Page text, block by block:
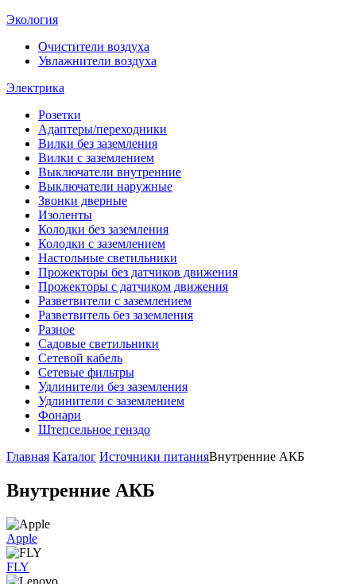
Экология
Очистители воздуха
Увлажнители воздуха
Электрика
Розетки
Адаптеры/переходники
Вилки без заземления
Вилки с заземлением
Выключатели внутренние
Выключатели наружные
Звонки дверные
Изоленты
Колодки без заземления
Колодки с заземлением
Настольные светильники
Прожекторы без датчиков движения
Прожекторы с датчиком движения
Разветвители с заземлением
Разветвитель без заземления
Разное
Садовые светильники
Сетевой кабель
Сетевые фильтры
Удлинители без заземления
Удлинители с заземлением
Фонари
Штепсельное генздо
Главная Каталог Источники питанияВнутренние АКБ
Внутренние АКБ
Apple
FLY